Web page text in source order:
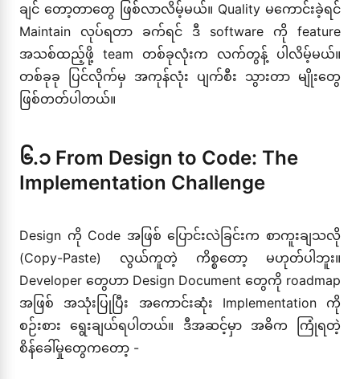
ချင် တော့တာတွေ ဖြစ်လာလိမ့်မယ်။ Quality မကောင်းခဲ့ရင်
Maintain လုပ်ရတာ ခက်ရင် ဒီ software ကို feature
အသစ်ထည့်ဖို့ team တစ်ခုလုံးက လက်တွန့် ပါလိမ့်မယ်။
တစ်ခုခု ပြင်လိုက်မှ အကုန်လုံး ပျက်စီး သွားတာ မျိုးတွေ
ဖြစ်တတ်ပါတယ်။
၆.၁ From Design to Code: The
Implementation Challenge
Design ကို Code အဖြစ် ပြောင်းလဲခြင်းက စာကူးချသလို
(Copy-Paste) လွယ်ကူတဲ့ ကိစ္စတော့ မဟုတ်ပါဘူး။
Developer တွေဟာ Design Document တွေကို roadmap
အဖြစ် အသုံးပြုပြီး အကောင်းဆုံး Implementation ကို
စဉ်းစား ရွေးချယ်ရပါတယ်။ ဒီအဆင့်မှာ အဓိက ကြုံရတဲ့
စိန်ခေါ်မှုတွေကတော့ -